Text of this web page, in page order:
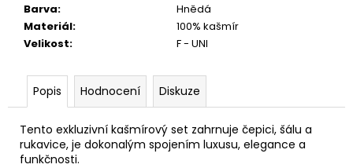
Barva:
Hnědá
Materiál:
100% kašmír
Velikost: F - UNI
Popis Hodnocení Diskuze
Tento exkluzivní kašmírový set zahrnuje čepici, šálu a
rukavice, je dokonalým spojením luxusu, elegance a
funkčnosti.